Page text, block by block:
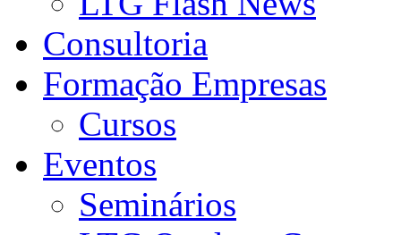
Consultoria
Formação Empresas
Cursos
Eventos
Seminários